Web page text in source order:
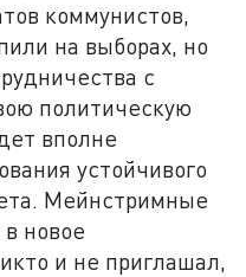
коммунистов,
на выборах, но
с
политическую
вполне
устойчивого
Мейнстримные
новое
и не приглашал,